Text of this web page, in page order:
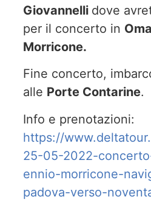
Giovannelli dove
per il concerto in
Morricone.
Fine concerto,
alle Porte Contarine.
Info e prenotazioni:
https://
25-05-2022-
ennio-morricone-
padova-verso-